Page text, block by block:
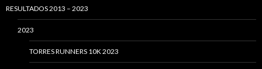
RESULTADOS 2013 – 2023
2023
TORRES RUNNERS 10K 2023